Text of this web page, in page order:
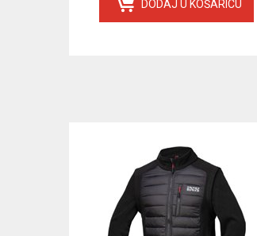
DODAJ U KOŠARICU